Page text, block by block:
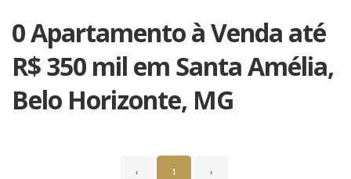
0 Apartamento à Venda até
R$ 350 mil em Santa Amélia,
Belo Horizonte, MG
‹ 1 ›